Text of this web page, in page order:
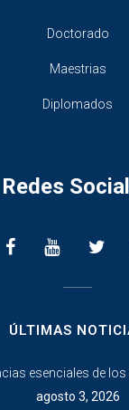
Doctorado
Maestrias
Diplomados
Redes
ÚLTIMAS
esenciales de
agosto 3, 2026